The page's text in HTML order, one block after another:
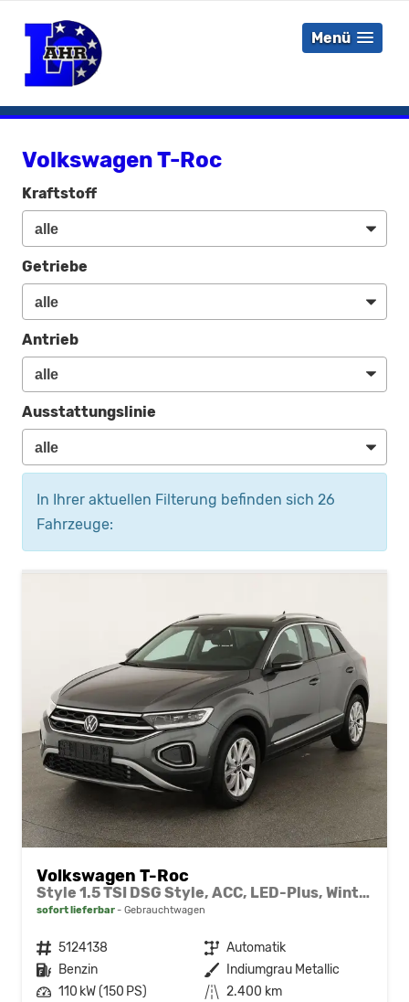
Menü
Volkswagen T-Roc
Kraftstoff
Getriebe
Antrieb
Ausstattungslinie
In Ihrer aktuellen Filterung befinden sich 26
Fahrzeuge:
Volkswagen T-Roc
Style 1.5 TSI DSG Style, ACC, LED-Plus, Winter, 17-Zoll
sofort lieferbar Gebrauchtwagen
Fahrzeugnr. 5124138 Getriebe Automatik
Kraftstoff Benzin Außenfarbe
Indiumgrau Metallic
Leistung 110 kW (150 PS) Kilometerstand 2.400 km